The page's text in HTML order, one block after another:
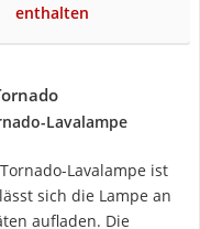
enthalten
Lavalampe
Lavalampe ist
sich die Lampe an
aufladen. Die